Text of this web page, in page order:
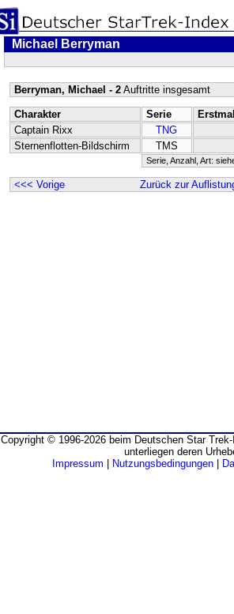
Michael Berryman
Berryman, Michael - 2Auftritte insgesamt
Charakter Serie
Captain Rixx
TNG
Sternenflotten-Bildschirm
TMS
Serie, Anzahl, Art:
<<< Vorige Zurück zur
Copyright © 1996-2026 beim Deutschen Star
unterliegen deren
Impressum
Nutzungsbedingungen